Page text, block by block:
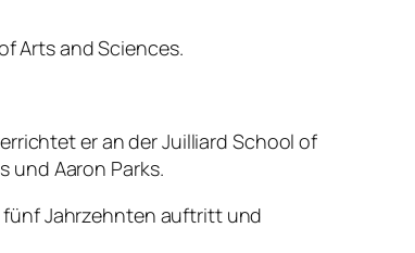
Arts and Sciences.
er an der Juilliard School of
und Aaron Parks.
fünf Jahrzehnten auftritt und